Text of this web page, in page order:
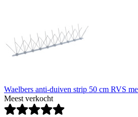
Waelbers anti-duiven strip 50 cm RVS
Meest verkocht